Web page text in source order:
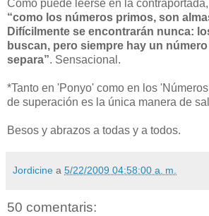
Como puede leerse en la
“como los números primos, son
Difícilmente se encontrarán nunca:
buscan, pero siempre hay un
separa”. Sensacional.
*Tanto en 'Ponyo' como en los
de superación es la única manera de
Besos y abrazos a todas y a todos.
Jordicine a 5/22/2009 04:58:00 a. m.
50 comentaris: